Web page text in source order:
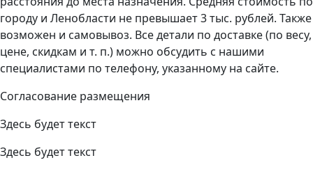
городу и Ленобласти не превышает 3 тыс. рублей. Также
возможен и самовывоз. Все детали по доставке (по весу,
цене, скидкам и т. п.) можно обсудить с нашими
специалистами по телефону, указанному на сайте.
Согласование размещения
Здесь будет текст
Здесь будет текст